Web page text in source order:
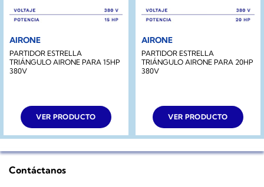
AIRONE
PARTIDOR ESTRELLA
TRIÁNGULO AIRONE PARA 15HP
380V
VER PRODUCTO
AIRONE
PARTIDOR ESTRELLA
TRIÁNGULO AIRONE PARA 20HP
380V
VER PRODUCTO
Contáctanos